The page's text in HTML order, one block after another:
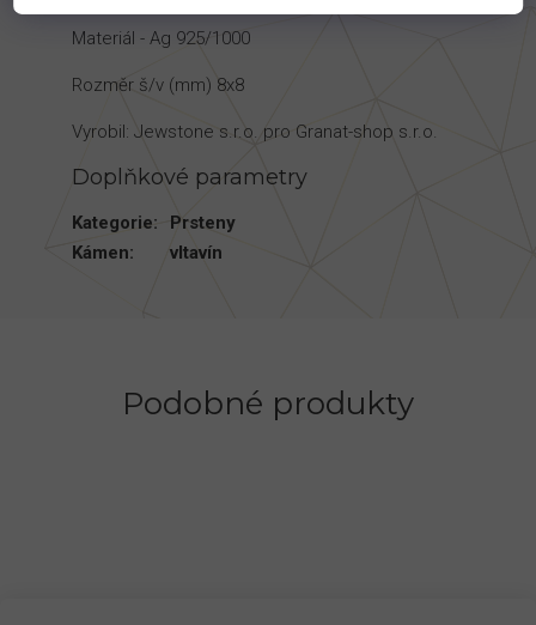
Materiál - Ag 925/1000
Rozměr š/v (mm) 8x8
Vyrobil: Jewstone s.r.o. pro Granat-shop s.r.o.
Doplňkové parametry
Kategorie:
Prsteny
Kámen: vltavín
Podobné produkty